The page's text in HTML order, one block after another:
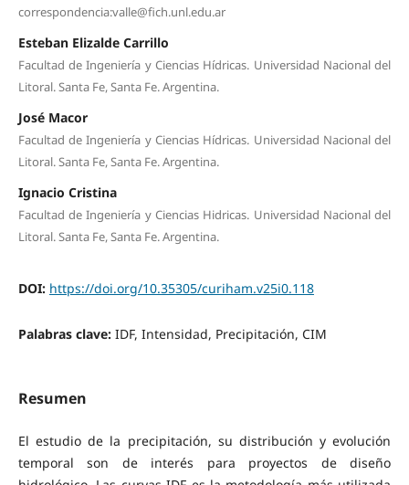
correspondencia:valle@fich.unl.edu.ar
Esteban Elizalde Carrillo
Facultad de Ingeniería y Ciencias Hídricas. Universidad Nacional del
Litoral. Santa Fe, Santa Fe. Argentina.
José Macor
Facultad de Ingeniería y Ciencias Hídricas. Universidad Nacional del
Litoral. Santa Fe, Santa Fe. Argentina.
Ignacio Cristina
Facultad de Ingeniería y Ciencias Hidricas. Universidad Nacional del
Litoral. Santa Fe, Santa Fe. Argentina.
DOI: https://doi.org/10.35305/curiham.v25i0.118
Palabras clave: IDF, Intensidad, Precipitación, CIM
Resumen
El estudio de la precipitación, su distribución y evolución
temporal son de interés para proyectos de diseño